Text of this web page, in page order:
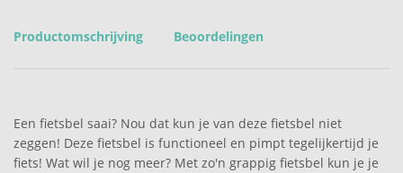
Productomschrijving Beoordelingen
Een fietsbel saai? Nou dat kun je van deze fietsbel niet
zeggen! Deze fietsbel is functioneel en pimpt tegelijkertijd je
fiets! Wat wil je nog meer? Met zo'n grappig fietsbel kun je je